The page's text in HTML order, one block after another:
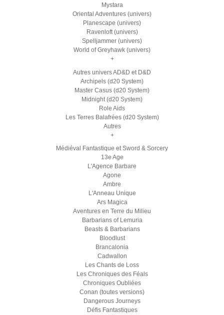
Mystara
Oriental Adventures (univers)
Planescape (univers)
Ravenloft (univers)
Spelljammer (univers)
World of Greyhawk (univers)
+
Autres univers AD&D et D&D
Archipels (d20 System)
Master Casus (d20 System)
Midnight (d20 System)
Role Aids
Les Terres Balafrées (d20 System)
Autres
+
Médiéval Fantastique et Sword & Sorcery
13e Age
L'Agence Barbare
Agone
Ambre
L'Anneau Unique
Ars Magica
Aventures en Terre du Milieu
Barbarians of Lemuria
Beasts & Barbarians
Bloodlust
Brancalonia
Cadwallon
Les Chants de Loss
Les Chroniques des Féals
Chroniques Oubliées
Conan (toutes versions)
Dangerous Journeys
Défis Fantastiques